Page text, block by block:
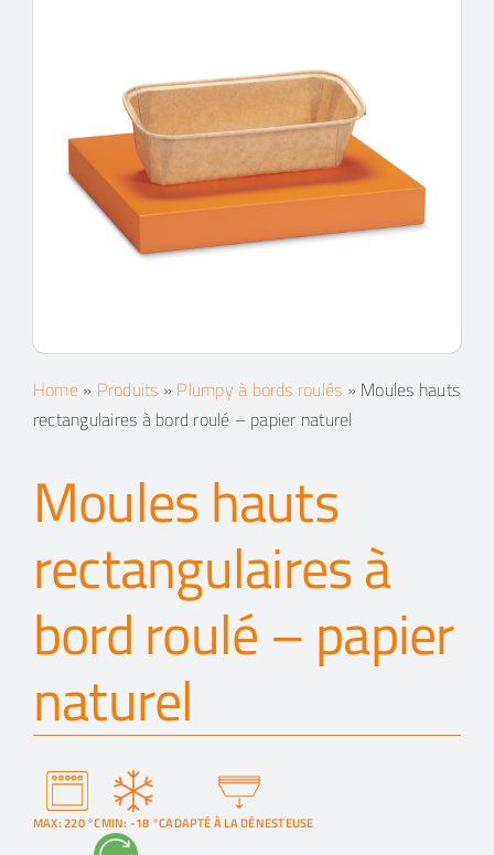
Recherche
Home» Produits » Plumpy à bords roulés » Moules hauts
rectangulaires à bord roulé – papier naturel
Moules hauts
rectangulaires à
bord roulé – papier
naturel
MAX: 220 °CMIN: -18 °CADAPTÉ À LA DÉNESTEUSE